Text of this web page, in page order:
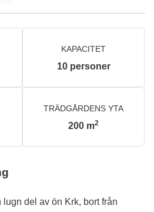
KAPACITET
10 personer
TRÄDGÅRDENS YTA
200 m2
del av ön Krk, bort från